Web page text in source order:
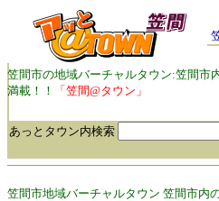
笠間市の地域バーチャルタウン:笠間市
満載！！
「笠間@タウン」
あっとタウン内検索
笠間市地域バーチャルタウン 笠間市内